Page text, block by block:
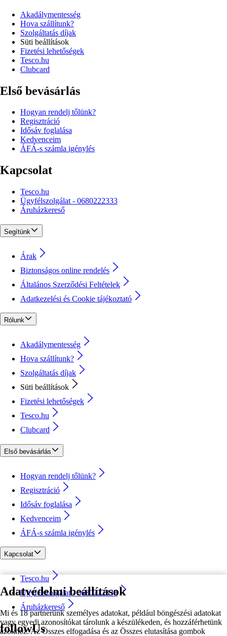
Adatvédelmi beállítások
Mi és 18 partnerünk személyes adatokat, például böngészési adatokat
vagy egyedi azonosítókat tárolunk a készülékeden, és hozzáférhetünk
azokhoz. Az Összes elfogadása és az Összes elutasítása gombok
Akadálymentesség
Hova szállítunk?
Szolgáltatás díjak
Süti beállítások
Fizetési lehetőségek
Tesco.hu
Clubcard
Első bevásárlás
Hogyan rendelj tőlünk?
Regisztráció
Idősáv foglalása
Kedvenceim
ÁFÁ-s számla igénylés
Kapcsolat
Tesco.hu
Ügyfélszolgálat - 0680222333
Áruházkereső
Segítünk
Árak
Biztonságos online rendelés
Általános Szerződési Feltételek
Adatkezelési és Cookie tájékoztató
Rólunk
Akadálymentesség
Hova szállítunk?
Szolgáltatás díjak
Süti beállítások
Fizetési lehetőségek
Tesco.hu
Clubcard
Első bevásárlás
Hogyan rendelj tőlünk?
Regisztráció
Idősáv foglalása
Kedvenceim
ÁFÁ-s számla igénylés
Kapcsolat
Tesco.hu
Ügyfélszolgálat - 0680222333
Áruházkereső
followUs